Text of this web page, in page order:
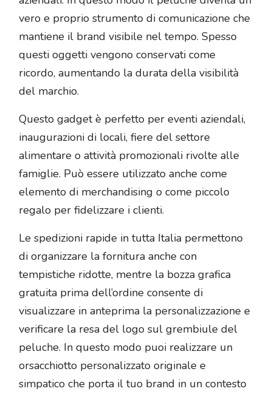
vero e proprio strumento di comunicazione che
mantiene il brand visibile nel tempo. Spesso
questi oggetti vengono conservati come
ricordo, aumentando la durata della visibilità
del marchio.
Questo gadget è perfetto per eventi aziendali,
inaugurazioni di locali, fiere del settore
alimentare o attività promozionali rivolte alle
famiglie. Può essere utilizzato anche come
elemento di merchandising o come piccolo
regalo per fidelizzare i clienti.
Le spedizioni rapide in tutta Italia permettono
di organizzare la fornitura anche con
tempistiche ridotte, mentre la bozza grafica
gratuita prima dell’ordine consente di
visualizzare in anteprima la personalizzazione e
verificare la resa del logo sul grembiule del
peluche. In questo modo puoi realizzare un
orsacchiotto personalizzato originale e
simpatico che porta il tuo brand in un contesto